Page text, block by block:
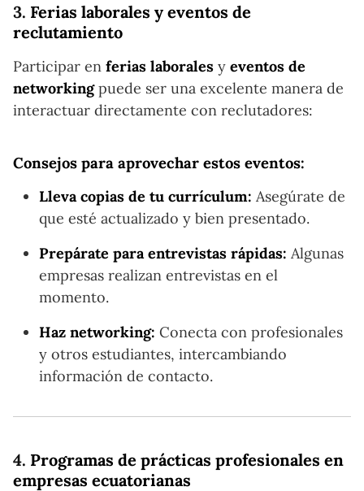
3. Ferias laborales y eventos de
reclutamiento
Participar en ferias laborales y eventos de
networkingpuede ser una excelente manera de
interactuar directamente con reclutadores:
Consejos para aprovechar estos eventos:
Lleva copias de tu currículum: Asegúrate de
que esté actualizado y bien presentado.
Prepárate para entrevistas rápidas: Algunas
empresas realizan entrevistas en el
momento.
Haz networking: Conecta con profesionales
y otros estudiantes, intercambiando
información de contacto.
4. Programas de prácticas profesionales en
empresas ecuatorianas